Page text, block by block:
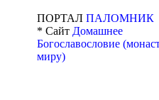
ПОРТАЛ ПАЛОМНИК
* Сайт Домашнее
Богославословие
миру)